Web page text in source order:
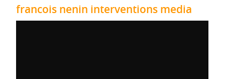
francois nenin interventions media